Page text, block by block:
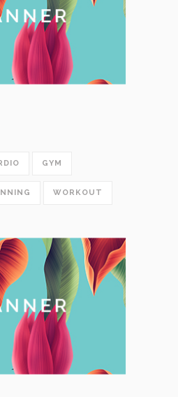
GYM
WORKOUT